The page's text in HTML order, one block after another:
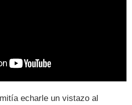
echarle un vistazo al